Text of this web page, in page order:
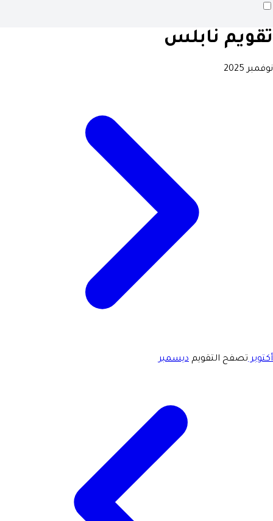
تقويم نابلس
نوفمبر 2025
أكتوبرتصفح التقويم ديسمبر